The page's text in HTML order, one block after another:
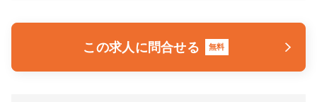
この求人に問合せる 無料